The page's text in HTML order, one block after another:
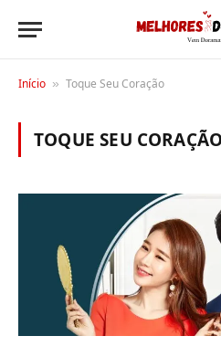
Início » Toque Seu Coração
TOQUE SEU CORAÇÃO